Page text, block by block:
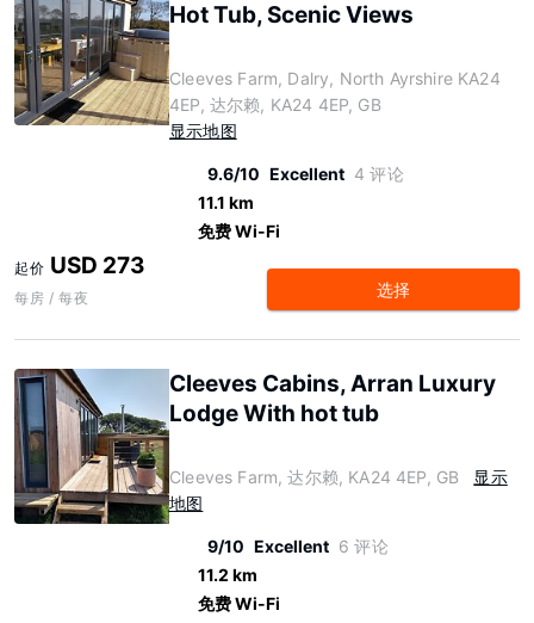
Hot Tub, Scenic Views
Cleeves Farm, Dalry, North Ayrshire KA24
4EP, 达尔赖, KA24 4EP, GB
显示地图
9.6/10 Excellent 4 评论
11.1 km
免费 Wi-Fi
起价 USD 273
每房 / 每夜 选择
Cleeves Cabins, Arran Luxury
Lodge With hot tub
Cleeves Farm, 达尔赖, KA24 4EP, GB
显示
地图
9/10 Excellent 6 评论
11.2 km
免费 Wi-Fi